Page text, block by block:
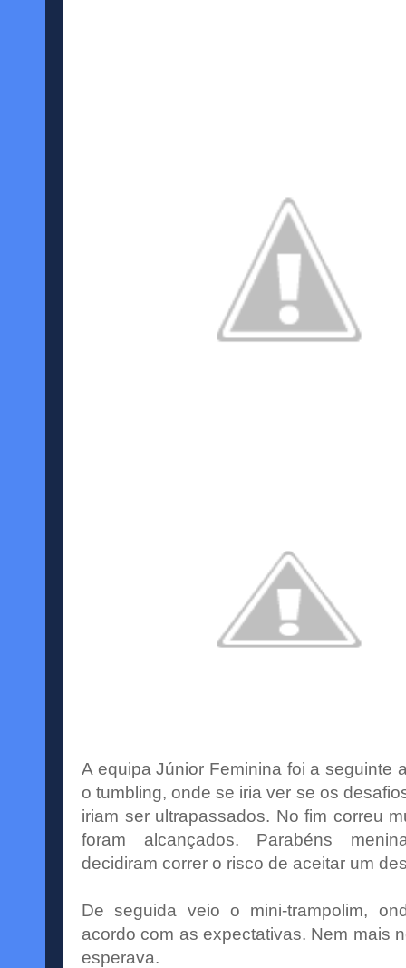
A equipaJúnior Feminina foi a seguinte
otumbling, onde se iria ver se os
iriam ser ultrapassados. No fim correu
foram alcançados. Parabéns
decidiram correr o risco de aceitar um
De seguida veio o mini-trampolim,
acordo com as expectativas. Nem mais
esperava.